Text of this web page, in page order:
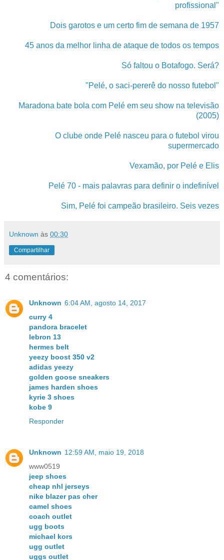
profissional"
Dois garotos e um certo fim de semana de 1957
45 anos da melhor linha de ataque de todos os tempos
Só faltou o Botafogo. Será?
"Pelé, o saci-pererê do nosso futebol"
Maradona bate bola com Pelé em seu show na televisão
(2005)
O clube onde Pelé nasceu para o futebol virou
supermercado
Vexamão, por Pelé e Elis
Pelé 70 - mais palavras para definir o indefinível
Sim, Pelé foi campeão brasileiro. Seis vezes
Unknown às 00:30
Compartilhar
4 comentários:
Unknown 6:04 AM, agosto 14, 2017
curry 4
pandora bracelet
lebron 13
hermes belt
yeezy boost 350 v2
adidas yeezy
golden goose sneakers
james harden shoes
kyrie 3 shoes
kobe 9
Responder
Unknown 12:59 AM, maio 19, 2018
www0519
jeep shoes
cheap nhl jerseys
nike blazer pas cher
camel shoes
coach outlet
ugg boots
michael kors
ugg outlet
uggs outlet